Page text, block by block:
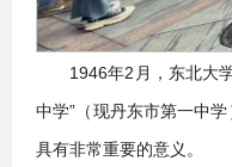
1946年2月，东北大
中学”（现丹东市第一中
具有非常重要的意义。